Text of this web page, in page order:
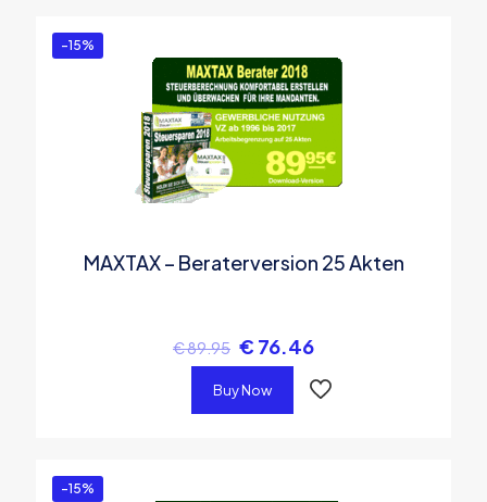
-15%
MAXTAX – Beraterversion 25 Akten
€89.95 € 76.46
Buy Now
-15%